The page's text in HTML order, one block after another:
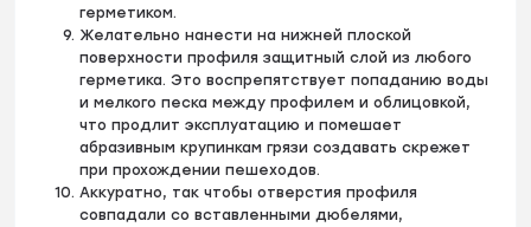
герметиком.
Желательно нанести на нижней плоской
поверхности профиля защитный слой из любого
герметика. Это воспрепятствует попаданию воды
и мелкого песка между профилем и облицовкой,
что продлит эксплуатацию и помешает
абразивным крупинкам грязи создавать скрежет
при прохождении пешеходов.
Аккуратно, так чтобы отверстия профиля
совпадали со вставленными дюбелями,